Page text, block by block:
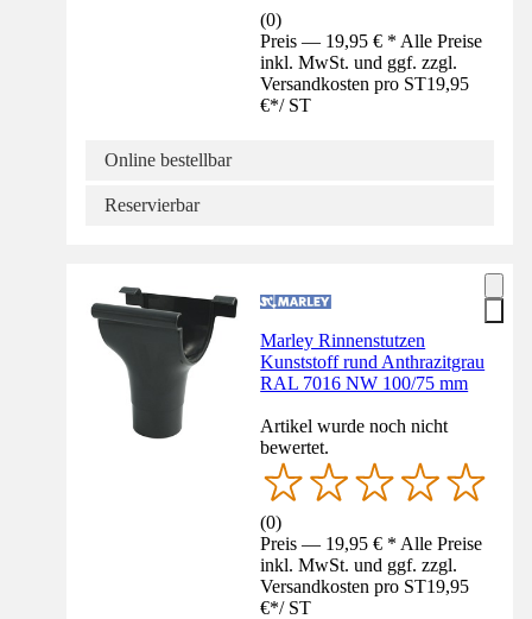
(0)
Preis — 19,95 € * Alle Preise
inkl. MwSt. und ggf. zzgl.
Versandkosten pro ST19,95
€*/ ST
Online bestellbar
Reservierbar
Marley Rinnenstutzen
Kunststoff rund Anthrazitgrau
RAL 7016 NW 100/75 mm
Artikel wurde noch nicht
bewertet.
(0)
Preis — 19,95 € * Alle Preise
inkl. MwSt. und ggf. zzgl.
Versandkosten pro ST19,95
€*/ ST